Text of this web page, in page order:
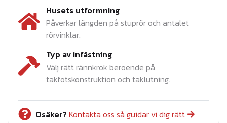
Husets utformning
Påverkar längden på stuprör och antalet
rörvinklar.
Typ av infästning
Välj rätt rännkrok beroende på
takfotskonstruktion och taklutning.
Osäker? Kontakta oss så guidar vi dig rätt